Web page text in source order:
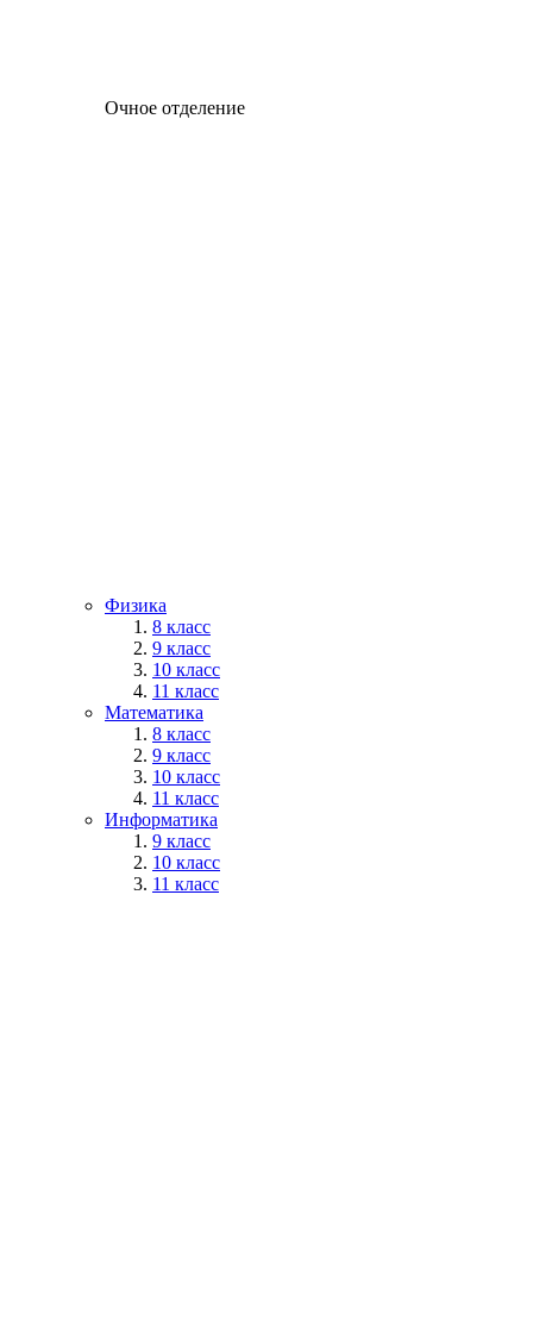
Очное отделение
Физика
8 класс
9 класс
10 класс
11 класс
Математика
8 класс
9 класс
10 класс
11 класс
Информатика
9 класс
10 класс
11 класс